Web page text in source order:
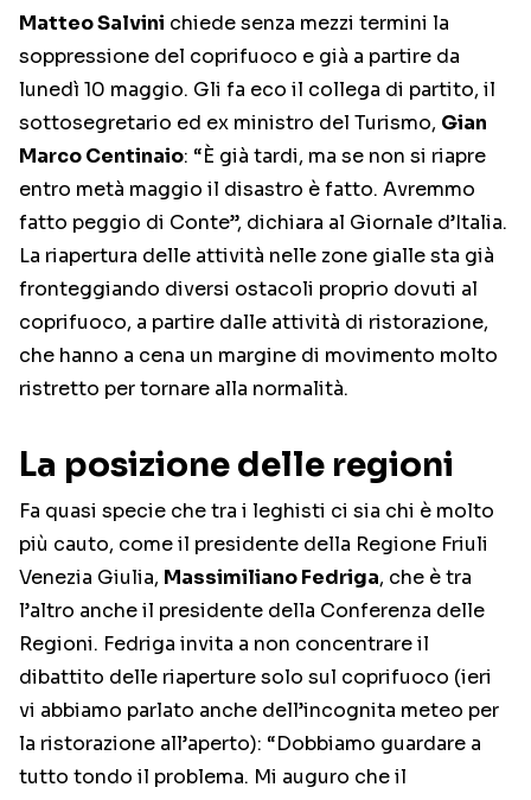
Matteo Salvini chiede senza mezzi termini la
soppressione del coprifuoco e già a partire da
lunedì 10 maggio. Gli fa eco il collega di partito, il
sottosegretario ed ex ministro del Turismo, Gian
Marco Centinaio: “È già tardi, ma se non si riapre
entro metà maggio il disastro è fatto. Avremmo
fatto peggio di Conte”, dichiara al Giornale d’Italia.
La riapertura delle attività nelle zone gialle sta già
fronteggiando diversi ostacoli proprio dovuti al
coprifuoco, a partire dalle attività di ristorazione,
che hanno a cena un margine di movimento molto
ristretto per tornare alla normalità.
La posizione delle regioni
Fa quasi specie che tra i leghisti ci sia chi è molto
più cauto, come il presidente della Regione Friuli
Venezia Giulia, Massimiliano Fedriga, che è tra
l’altro anche il presidente della Conferenza delle
Regioni. Fedriga invita a non concentrare il
dibattito delle riaperture solo sul coprifuoco (ieri
vi abbiamo parlato anche dell’incognita meteo per
la ristorazione all’aperto): “Dobbiamo guardare a
tutto tondo il problema. Mi auguro che il